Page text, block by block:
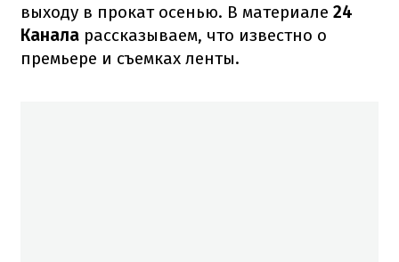
выходу в прокат осенью. В материале 24
Канала рассказываем, что известно о
премьере и съемках ленты.